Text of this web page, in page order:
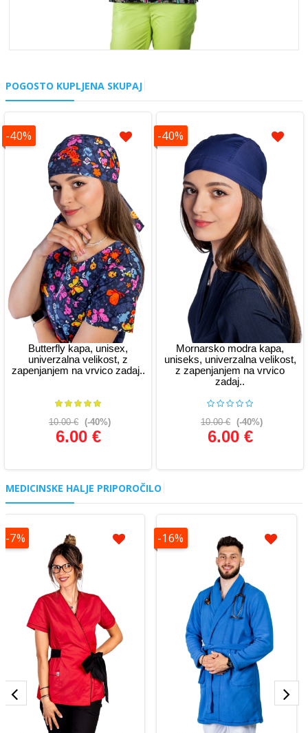
POGOSTO KUPLJENA SKUPAJ
-40%
Butterfly kapa, unisex,
univerzalna velikost, z
zapenjanjem na vrvico zadaj..
10.00 € (-40%)
6.00 €
Glej podrobnosti
-40%
Mornarsko modra kapa,
uniseks, univerzalna velikost,
z zapenjanjem na vrvico
zadaj..
10.00 € (-40%)
6.00 €
MEDICINSKE HALJE PRIPOROČILO
-7% -16%